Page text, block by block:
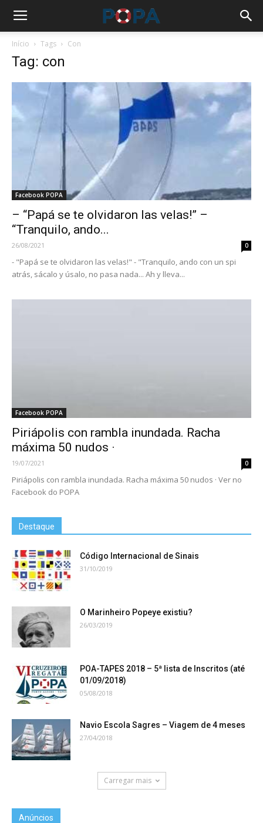
Início Tags Con
Tag: con
Facebook POPA
– “Papá se te olvidaron las velas!” –
“Tranquilo, ando...
26/08/2021 0
- "Papá se te olvidaron las velas!" - "Tranquilo, ando con un spi
atrás, sácalo y úsalo, no pasa nada... Ah y lleva...
Facebook POPA
Piriápolis con rambla inundada. Racha
máxima 50 nudos ·
19/07/2021 0
Piriápolis con rambla inundada. Racha máxima 50 nudos · Ver no
Facebook do POPA
Destaque
Código Internacional de Sinais
31/10/2019
O Marinheiro Popeye existiu?
26/03/2019
POA-TAPES 2018 – 5ª lista de Inscritos (até
01/09/2018)
05/08/2018
Navio Escola Sagres – Viagem de 4 meses
27/04/2018
Carregar mais
Anúncios